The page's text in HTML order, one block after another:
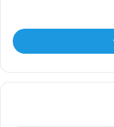
خلال 10 دقائق بحد اقصي فنحن